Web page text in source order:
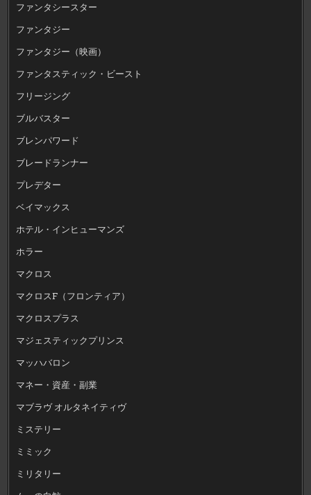
ファンタシースター
ファンタジー
ファンタジー（映画）
ファンタスティック・ビースト
フリージング
ブルバスター
ブレンパワード
ブレードランナー
プレデター
ベイマックス
ホテル・インヒューマンズ
ホラー
マクロス
マクロスF（フロンティア）
マクロスプラス
マジェスティックプリンス
マッハバロン
マネー・資産・副業
マブラヴ オルタネイティヴ
ミステリー
ミミック
ミリタリー